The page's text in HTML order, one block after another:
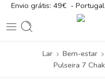
Envio grátis: 49€ -
Lar Bem-estar
Pulseira 7